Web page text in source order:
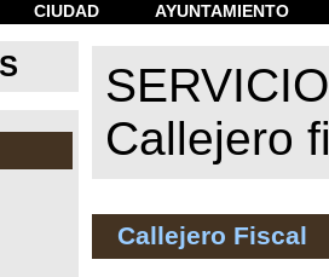
CIUDAD AYUNTAMIENTO
Callejero
Callejero Fiscal